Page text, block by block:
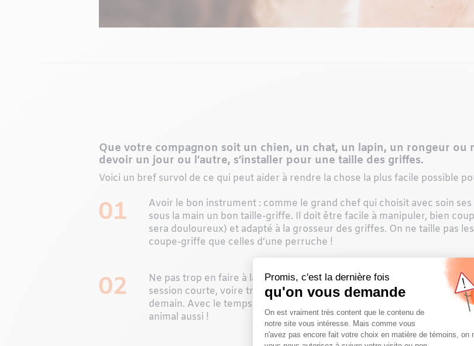
Que votre compagnon soit un chien, un chat, un lapin, un rongeur ou
devoir un jour ou l’autre, s’installer pour une taille des griffes.
Voici un bref survol de ce qui peut aider à rendre la chose la plus facile possible
01
Avoir le bon instrument : comme le grand chef qui choisit avec soin ses
sous la main un bon taille-griffe. Il doit être facile à manipuler, bien
sera douloureux) et adapté à la grosseur des griffes. On ne taille pas
coupe-griffe que celles d’une perruche !
02
Ne pas trop en faire à la fois : quand on débute, ou si votre animal
session courte, voire très courte. On peut s’installer pour ne faire
demain. Avec le temps, vous pourrez faire de plus en plus de griffes,
animal aussi !